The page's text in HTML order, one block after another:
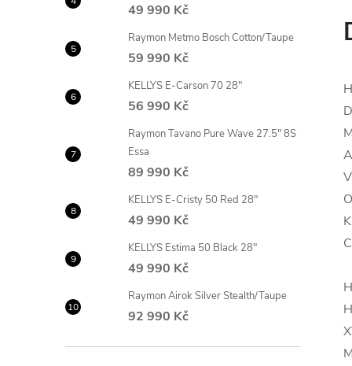
49 990 Kč
Raymon Metmo Bosch Cotton/Taupe
59 990 Kč
KELLYS E-Carson 70 28"
56 990 Kč
Raymon Tavano Pure Wave 27.5" 8S
Essa
89 990 Kč
KELLYS E-Cristy 50 Red 28"
49 990 Kč
KELLYS Estima 50 Black 28"
49 990 Kč
Raymon Airok Silver Stealth/Taupe
92 990 Kč